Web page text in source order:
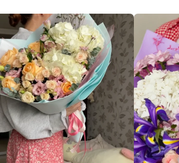
Выберите город доставки
Или выберите из популярных
Москва и МО
Санкт-
Нижний Новгород
Самара
Казань
Уфа